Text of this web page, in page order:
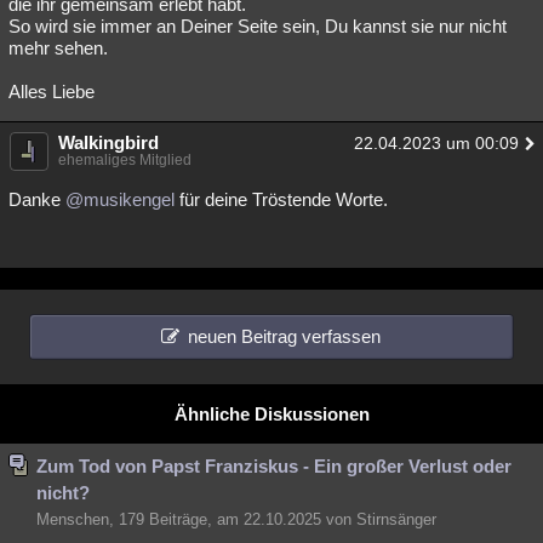
die ihr gemeinsam erlebt habt.
So wird sie immer an Deiner Seite sein, Du kannst sie nur nicht
mehr sehen.
Alles Liebe
Walkingbird 22.04.2023 um 00:09
ehemaliges Mitglied
Danke @musikengel für deine Tröstende Worte.
neuen Beitrag verfassen
Ähnliche Diskussionen
Zum Tod von Papst Franziskus - Ein großer Verlust oder
nicht?
Menschen, 179 Beiträge, am 22.10.2025 von Stirnsänger